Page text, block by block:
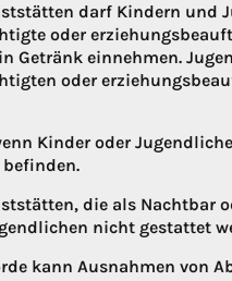
darf Kindern und
oder
Getränk einnehmen.
oder
Kinder oder
befinden.
die als Nachtbar
nicht gestattet
kann Ausnahmen von